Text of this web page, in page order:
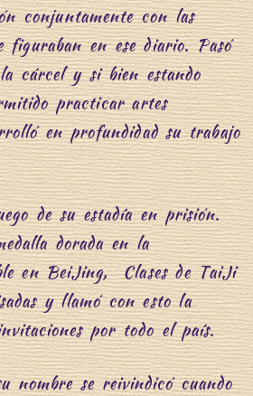
conjuntamente con las
figuraban en ese diario. Pasó
cárcel y si bien estando
practicar artes
en profundidad su trabajo
de su estadía en prisión.
dorada en la
en BeiJing, Clases de TaiJi
y llamó con esto la
por todo el país.
nombre se reivindicó cuando